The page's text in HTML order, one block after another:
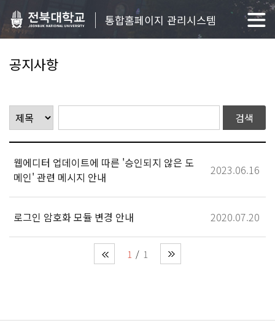
통합홈페이지 관리시스템
공지사항
웹에디터 업데이트에 따른 '승인되지 않은 도
메인' 관련 메시지 안내
2023.06.16
로그인 암호화 모듈 변경 안내 2020.07.20
1 1